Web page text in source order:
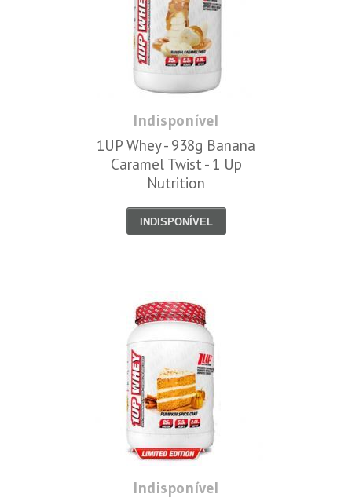
Indisponível
1UP Whey - 938g Banana
Caramel Twist - 1 Up
Nutrition
INDISPONÍVEL
Indisponível